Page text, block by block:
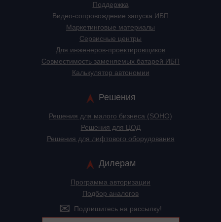
Поддержка
Видео-сопровождение запуска ИБП
Маркетинговые материалы
Сервисные центры
Для инженеров-проектировщиков
Cовместимость заменяемых батарей ИБП
Калькулятор автономии
Решения
Решения для малого бизнеса (SOHO)
Решения для ЦОД
Решения для лифтового оборудования
Дилерам
Программа авторизации
Подбор аналогов
Подпишитесь на рассылку!